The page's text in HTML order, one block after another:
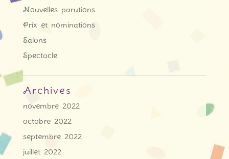
Nouvelles parutions
Prix et nominations
Salons
Spectacle
Archives
novembre 2022
octobre 2022
septembre 2022
juillet 2022